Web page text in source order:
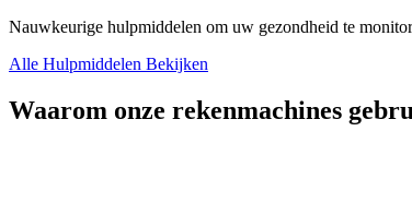
Nauwkeurige hulpmiddelen om uw gezondheid te
Alle Hulpmiddelen Bekijken
Waarom onze rekenmachines